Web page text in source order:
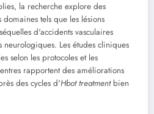
la recherche explore des
tels que les lésions
d'accidents vasculaires
Les études cliniques
selon les protocoles et les
rapportent des améliorations
des cycles d'Hbot treatmentbien